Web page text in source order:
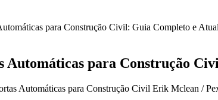
para Construção Civil: Guia Completo e
Automáticas para Construção
Automáticas para Construção Civil Erik Mclean /